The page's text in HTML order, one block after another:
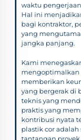
waktu
Hal ini
bagi kontraktor,
yang
jangka panjang.
Kami
mengoptimalkan
memberikan
yang bergerak di
teknis yang
praktis yang
kontribusi nyata
plastik cor
tantangan proyek